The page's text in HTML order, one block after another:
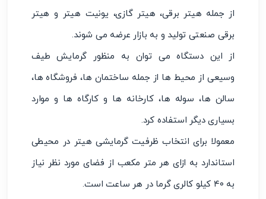
از جمله هیتر برقی، هیتر گازی، یونیت هیتر و هیتر
برقی صنعتی تولید و به بازار عرضه می شوند.
از این دستگاه می توان به منظور گرمایش طیف
وسیعی از محیط ها از جمله ساختمان ها، فروشگاه ها،
سالن ها، سوله ها، کارخانه ها و کارگاه ها و موارد
بسیاری دیگر استفاده کرد.
معمولا برای انتخاب ظرفیت گرمایشی هیتر در محیطی
استاندارد به ازای هر متر مکعب از فضای مورد نظر نیاز
به ۴۰ کیلو کالری گرما در هر ساعت است.